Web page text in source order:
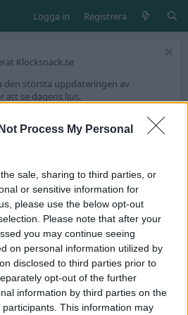
Process My Personal
sale, sharing to third parties, or
or sensitive information for
please use the below opt-out
Please note that after your
you may continue seeing
on personal information utilized by
disclosed to third parties prior to
opt-out of the further
information by third parties on the
participants. This information may
Logga in Registrera
Klocksnack.se
den största uppdateringen av
att se dagens ljus.
för feedback och tekniska
Skandinaviens bästa klockforum!